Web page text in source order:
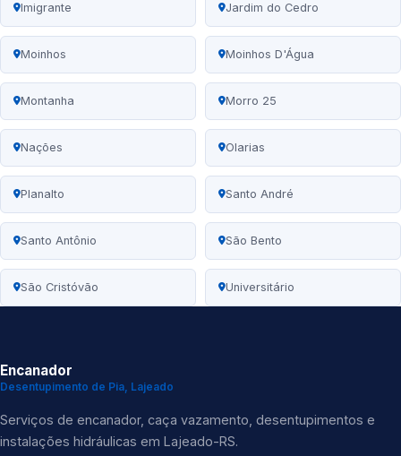
Imigrante Jardim do Cedro
Moinhos Moinhos D'Água
Montanha Morro 25
Nações Olarias
Planalto Santo André
Santo Antônio São Bento
São Cristóvão Universitário
Encanador
Desentupimento de Pia, Lajeado
Serviços de encanador, caça vazamento, desentupimentos e
instalações hidráulicas em Lajeado-RS.